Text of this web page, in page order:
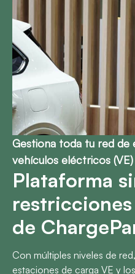
Gestiona toda tu red de
vehículos eléctricos (VE)
Plataforma
de
Con múltiples niveles de
estaciones de carga VE y